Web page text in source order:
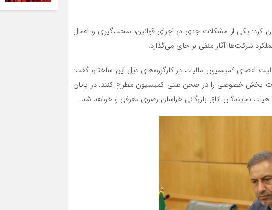
کرد: یکی از مشکلات جدی در اجرای قوانین، سخت‌گیری و اعمال
شرکت‌ها آثار منفی بر جای می‌گذارد.
کمیسیون مالیات در کارگروه‌های ذیل این ساختار، گفت:
بخش خصوصی را در صحن علنی کمیسیون مطرح کنند. در پایان
نمایندگان اتاق بازرگانی خراسان رضوی معرفی و خواهد شد.